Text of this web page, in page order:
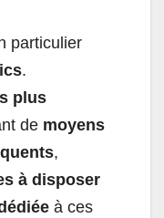
particulier
.
plus
de moyens
,
à disposer
à ces